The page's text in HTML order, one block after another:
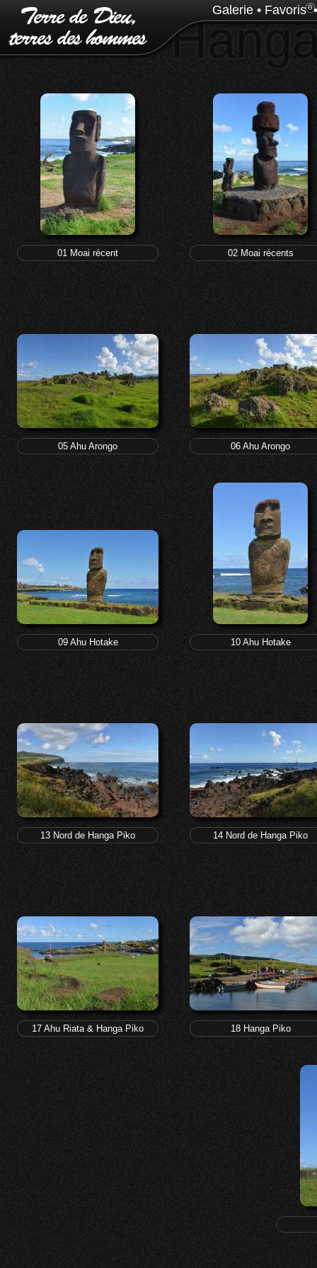
Galerie • Favoris0
09
01 Moai récent 02 Moai récents
05 Ahu Arongo 06 Ahu Arongo
09 Ahu Hotake 10 Ahu Hotake
13 Nord de Hanga Piko 14 Nord de Hanga Piko
17 Ahu Riata & Hanga Piko 18 Hanga Piko